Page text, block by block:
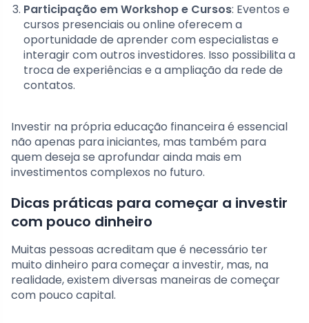
Participação em Workshop e Cursos: Eventos e
cursos presenciais ou online oferecem a
oportunidade de aprender com especialistas e
interagir com outros investidores. Isso possibilita a
troca de experiências e a ampliação da rede de
contatos.
Investir na própria educação financeira é essencial
não apenas para iniciantes, mas também para
quem deseja se aprofundar ainda mais em
investimentos complexos no futuro.
Dicas práticas para começar a investir
com pouco dinheiro
Muitas pessoas acreditam que é necessário ter
muito dinheiro para começar a investir, mas, na
realidade, existem diversas maneiras de começar
com pouco capital.